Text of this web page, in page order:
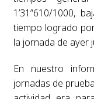
1’31”610/1000,
tiempo logrado
la jornada de ayer
En nuestro
jornadas de